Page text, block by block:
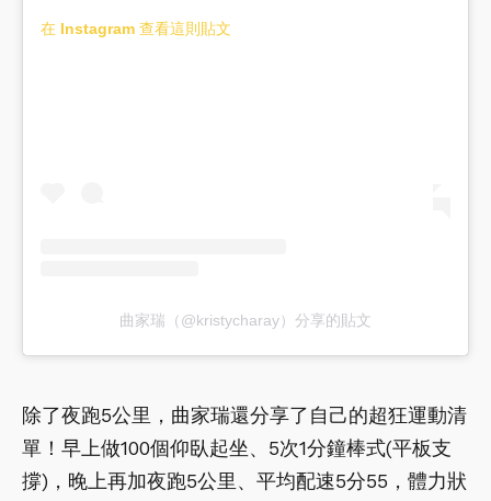
在 Instagram 查看這則貼文
曲家瑞（@kristycharay）分享的貼文
除了夜跑5公里，曲家瑞還分享了自己的超狂運動清
單！早上做100個仰臥起坐、5次1分鐘棒式(平板支
撐)，晚上再加夜跑5公里、平均配速5分55，體力狀